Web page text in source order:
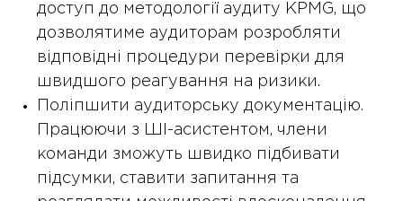
доступ до методології аудиту KPMG, що
дозволятиме аудиторам розробляти
відповідні процедури перевірки для
швидшого реагування на ризики.
Поліпшити аудиторську документацію.
Працюючи з ШІ-асистентом, члени
команди зможуть швидко підбивати
підсумки, ставити запитання та